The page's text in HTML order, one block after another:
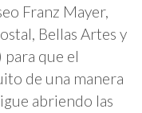
Franz Mayer,
Bellas Artes y
que el
de una manera
abriendo las